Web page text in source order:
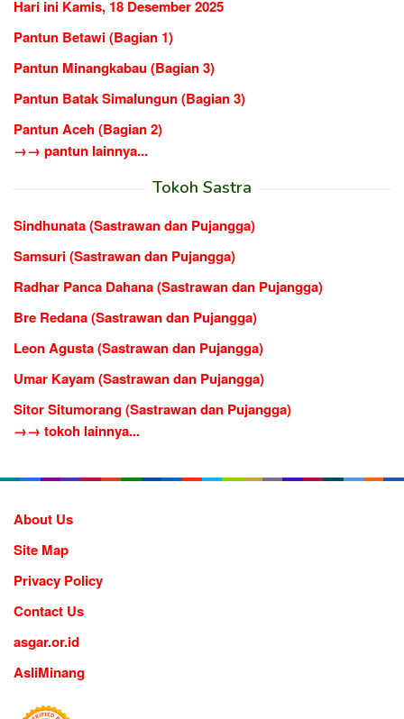
Hari ini Kamis, 18 Desember 2025
Pantun Betawi (Bagian 1)
Pantun Minangkabau (Bagian 3)
Pantun Batak Simalungun (Bagian 3)
Pantun Aceh (Bagian 2)
→→ pantun lainnya...
Tokoh Sastra
Sindhunata (Sastrawan dan Pujangga)
Samsuri (Sastrawan dan Pujangga)
Radhar Panca Dahana (Sastrawan dan Pujangga)
Bre Redana (Sastrawan dan Pujangga)
Leon Agusta (Sastrawan dan Pujangga)
Umar Kayam (Sastrawan dan Pujangga)
Sitor Situmorang (Sastrawan dan Pujangga)
→→ tokoh lainnya...
About Us
Site Map
Privacy Policy
Contact Us
asgar.or.id
AsliMinang